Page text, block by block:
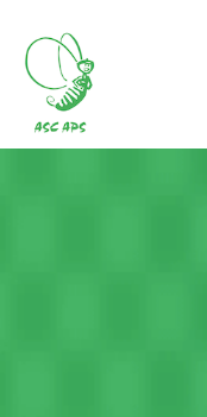
contenuto
principale